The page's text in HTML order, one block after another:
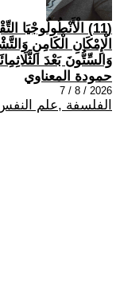
(11) الْأَنْطُولُوجْيَا
الْإِمْكَانِ الْكَامِنِ
وَالسِّتُّونَ بَعْدَ
حمودة المعناوي
2026 / 8 / 7
الفلسفة ,علم